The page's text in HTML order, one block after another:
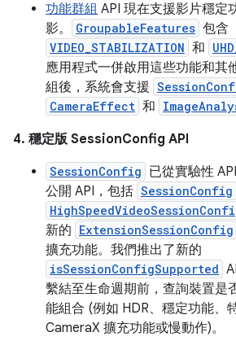
功能群組 API 現在支援影片穩定
影。
GroupableFeatures 包含
VIDEO_STABILIZATION 和
應用程式一併啟用這些功能和其
組後，系統會支援
CameraEffect 和
4. 穩定版 SessionConfig API
SessionConfig 已從實驗性
公開 API，包括 SessionConfig
新的 ExtensionSessionConfig
擴充功能。我們推出了新的
isSessionConfigSupported
繫結至生命週期前，查詢裝置是
能組合 (例如 HDR、穩定功能、
CameraX 擴充功能或慢動作)。